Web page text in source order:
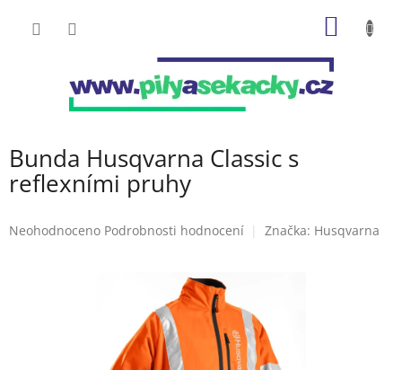
Bunda Husqvarna Classic s
reflexními pruhy
Průměrné
Neohodnoceno Podrobnosti hodnocení Značka: Husqvarna